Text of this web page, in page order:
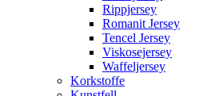
Rippjersey
Romanit Jersey
Tencel Jersey
Viskosejersey
Waffeljersey
Korkstoffe